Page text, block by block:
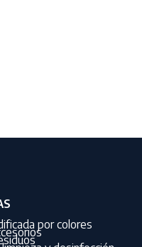
por colores